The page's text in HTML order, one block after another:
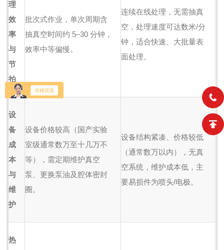
理
效
率
与
节
拍
批次式作业，单次周期含
抽真空时间约 5–30 分钟，
效率中等偏慢。
连续在线处理，无需抽真
空，处理速度可达数米/分
钟，适合快速、大批量表
面处理。
设
备
成
本
与
维
护
设备价格较高（国产实验
室级通常数万至十几万不
等），需定期维护真空
泵、更换泵油及腔体密封
圈。
设备结构紧凑、价格较低
（通常数万以内），无真
空系统，维护成本低，主
要易损件为喷头/电极。
热